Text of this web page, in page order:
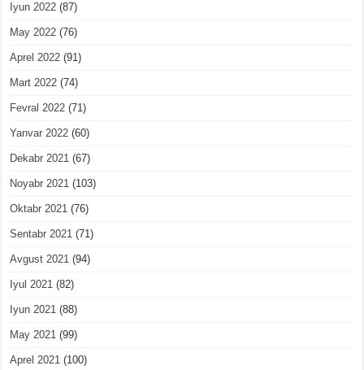
Iyun 2022 (87)
May 2022 (76)
Aprel 2022 (91)
Mart 2022 (74)
Fevral 2022 (71)
Yanvar 2022 (60)
Dekabr 2021 (67)
Noyabr 2021 (103)
Oktabr 2021 (76)
Sentabr 2021 (71)
Avgust 2021 (94)
Iyul 2021 (82)
Iyun 2021 (88)
May 2021 (99)
Aprel 2021 (100)